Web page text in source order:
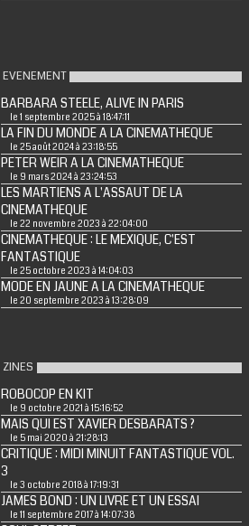
EVENEMENT
BARBARA STEELE, ALIVE IN PARIS
le 1 septembre 2025 à 18:47:11
LA FIN DU MONDE A LA CINEMATHEQUE
le 25 août 2024 à 23:18:55
PETER WEIR A LA CINEMATHEQUE
le 9 mars 2024 à 23:24:53
LES MARTIENS A L'ASSAUT DE LA
CINEMATHEQUE
le 22 novembre 2023 à 22:04:00
CINEMATHEQUE : LE MEXIQUE, C'EST
FANTASTIQUE
le 25 octobre 2023 à 14:04:03
MODE EN JAUNE A LA CINEMATHEQUE
le 20 septembre 2023 à 13:28:09
ZINES
ROBOCOP EN KIT
le 9 octobre 2021 à 15:16:52
MAIS QUI EST XAVIER DESBARATS ?
le 5 mai 2020 à 21:28:13
CRITIQUE : MIDI MINUIT FANTASTIQUE VOL.
3
le 3 octobre 2018 à 17:19:31
JAMES BOND : UN LIVRE ET UN ESSAI
le 11 septembre 2017 à 14:07:38